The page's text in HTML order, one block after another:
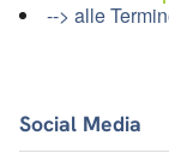
--> alle
Social Media